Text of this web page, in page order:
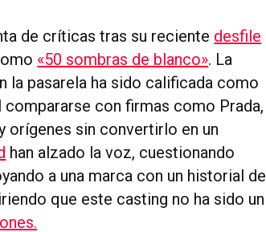
de críticas tras su reciente desfile
«50 sombras de blanco». La
la pasarela ha sido calificada como
compararse con firmas como Prada,
orígenes sin convertirlo en un
han alzado la voz, cuestionando
a una marca con un historial de
que este casting no ha sido un